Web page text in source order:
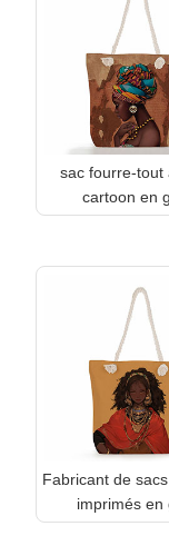
sac fourre-tout
cartoon en
Fabricant de
imprimés en